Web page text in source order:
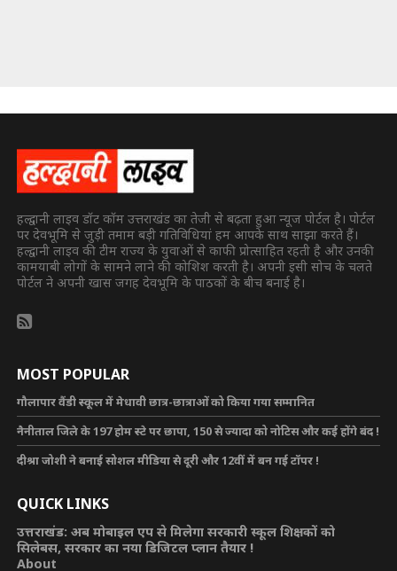
हल्द्वानी लाइव डॉट कॉम उत्तराखंड का तेजी से बढ़ता हुआ न्यूज पोर्टल है। पोर्टल
पर देवभूमि से जुड़ी तमाम बड़ी गतिविधियां हम आपके साथ साझा करते हैं।
हल्द्वानी लाइव की टीम राज्य के युवाओं से काफी प्रोत्साहित रहती है और उनकी
कामयाबी लोगों के सामने लाने की कोशिश करती है। अपनी इसी सोच के चलते
पोर्टल ने अपनी खास जगह देवभूमि के पाठकों के बीच बनाई है।
MOST POPULAR
गौलापार वैंडी स्कूल में मेधावी छात्र-छात्राओं को किया गया सम्मानित
नैनीताल जिले के 197 होम स्टे पर छापा, 150 से ज्यादा को नोटिस और कई होंगे बंद !
दीश्रा जोशी ने बनाई सोशल मीडिया से दूरी और 12वीं में बन गई टॉपर !
QUICK LINKS
उत्तराखंड: अब मोबाइल एप से मिलेगा सरकारी स्कूल शिक्षकों को
सिलेबस, सरकार का नया डिजिटल प्लान तैयार !
About